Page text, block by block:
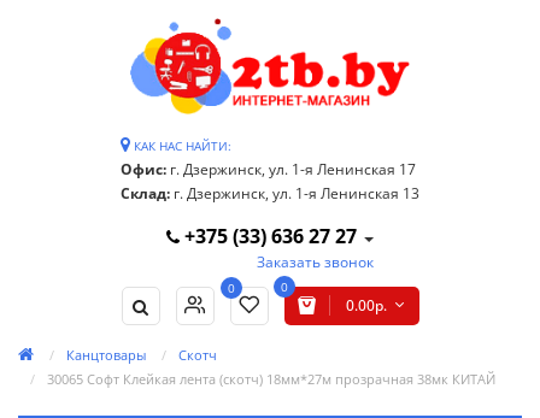
КАК НАС НАЙТИ:
Офис: г. Дзержинск, ул. 1-я Ленинская 17
Склад: г. Дзержинск, ул. 1-я Ленинская 13
+375 (33) 636 27 27
Заказать звонок
0 0
0.00р.
Канцтовары
Скотч
30065 Софт Клейкая лента (скотч) 18мм*27м прозрачная 38мк КИТАЙ